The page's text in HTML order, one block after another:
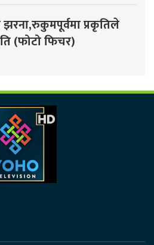
झरना,रुकुमपूर्वमा प्रकृतिले
(फोटो फिचर)